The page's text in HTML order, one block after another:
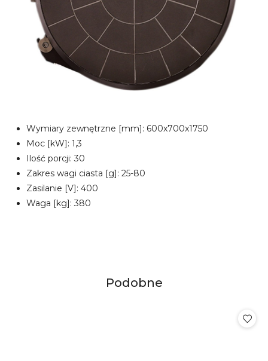
Wymiary zewnętrzne [mm]: 600x700x1750
Moc [kW]: 1,3
Ilość porcji: 30
Zakres wagi ciasta [g]: 25-80
Zasilanie [V]: 400
Waga [kg]: 380
Pomiń karuzelę produktów
Produkty
Podobne